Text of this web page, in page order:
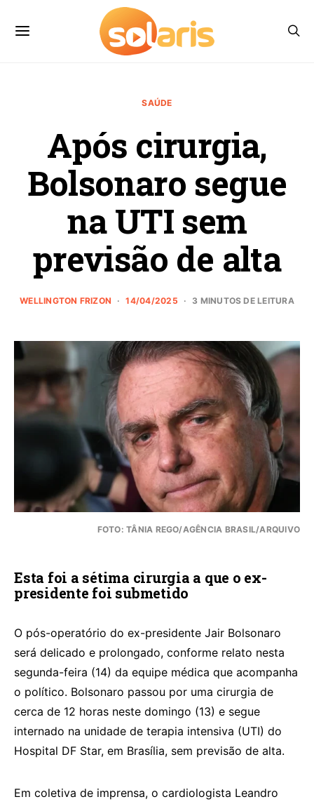
SAÚDE
Após cirurgia,
Bolsonaro segue
na UTI sem
previsão de alta
WELLINGTON FRIZON 14/04/2025 3 MINUTOS DE LEITURA
FOTO: TÂNIA REGO/AGÊNCIA BRASIL/ARQUIVO
Esta foi a sétima cirurgia a que o ex-
presidente foi submetido
O pós-operatório do ex-presidente Jair Bolsonaro
será delicado e prolongado, conforme relato nesta
segunda-feira (14) da equipe médica que acompanha
o político. Bolsonaro passou por uma cirurgia de
cerca de 12 horas neste domingo (13) e segue
internado na unidade de terapia intensiva (UTI) do
Hospital DF Star, em Brasília, sem previsão de alta.
Em coletiva de imprensa, o cardiologista Leandro